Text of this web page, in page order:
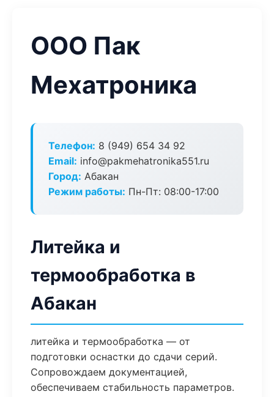
ООО Пак
Мехатроника
Телефон: 8 (949) 654 34 92
Email: info@pakmehatronika551.ru
Город: Абакан
Режим работы: Пн-Пт: 08:00-17:00
Литейка и
термообработка в
Абакан
литейка и термообработка — от
подготовки оснастки до сдачи серий.
Сопровождаем документацией,
обеспечиваем стабильность параметров.